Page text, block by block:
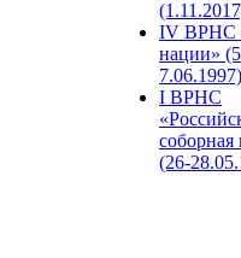
IV ВРНС
нации»
7.06.1997)
I ВРНС
(26-